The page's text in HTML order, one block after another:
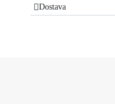
Dostava